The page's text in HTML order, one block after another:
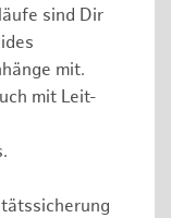
sind Dir
mit.
mit Leit-